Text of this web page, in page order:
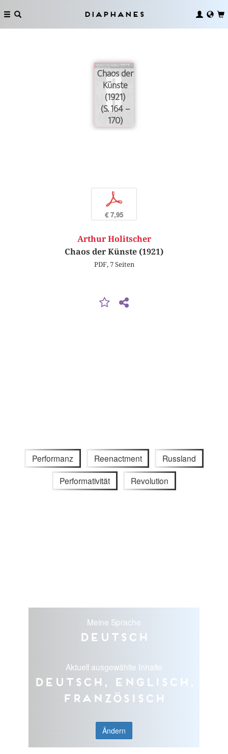
Diaphanes
Chaos der
Künste
(1921)
(S. 164 –
170)
p
€ 7,95
Arthur Holitscher
Chaos der Künste (1921)
PDF, 7 Seiten
Performanz Reenactment Russland
Performativität Revolution
Meine Sprache
Deutsch
Aktuell ausgewählte Inhalte
Deutsch, Englisch,
Französisch
Ändern